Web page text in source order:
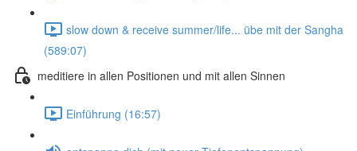
slow down & receive summer/life... übe mit der Sangha
(589:07)
meditiere in allen Positionen und mit allen Sinnen
Einführung (16:57)